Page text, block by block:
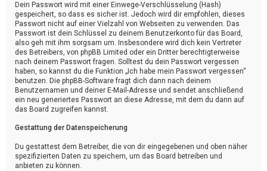
Dein Passwort wird mit einer Einwege-Verschlüsselung (Hash)
gespeichert, so dass es sicher ist. Jedoch wird dir empfohlen, dieses
Passwort nicht auf einer Vielzahl von Webseiten zu verwenden. Das
Passwort ist dein Schlüssel zu deinem Benutzerkonto für das Board,
also geh mit ihm sorgsam um. Insbesondere wird dich kein Vertreter
des Betreibers, von phpBB Limited oder ein Dritter berechtigterweise
nach deinem Passwort fragen. Solltest du dein Passwort vergessen
haben, so kannst du die Funktion „Ich habe mein Passwort vergessen“
benutzen. Die phpBB-Software fragt dich dann nach deinem
Benutzernamen und deiner E-Mail-Adresse und sendet anschließend
ein neu generiertes Passwort an diese Adresse, mit dem du dann auf
das Board zugreifen kannst.
Gestattung der Datenspeicherung
Du gestattest dem Betreiber, die von dir eingegebenen und oben näher
spezifizierten Daten zu speichern, um das Board betreiben und
anbieten zu können.